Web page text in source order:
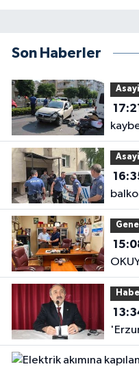
Son Haberler
17:21
koca
Genel
dâhil